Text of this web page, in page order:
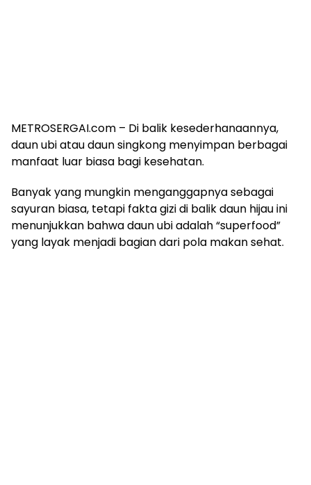
METROSERGAI.com – Di balik kesederhanaannya,
daun ubi atau daun singkong menyimpan berbagai
manfaat luar biasa bagi kesehatan.
Banyak yang mungkin menganggapnya sebagai
sayuran biasa, tetapi fakta gizi di balik daun hijau ini
menunjukkan bahwa daun ubi adalah “superfood”
yang layak menjadi bagian dari pola makan sehat.